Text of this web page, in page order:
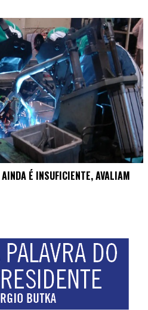
É INSUFICIENTE, AVALIAM